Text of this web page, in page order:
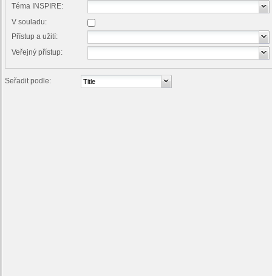
Téma INSPIRE:
V souladu:
Přístup a užití:
Veřejný přístup:
Seřadit podle: